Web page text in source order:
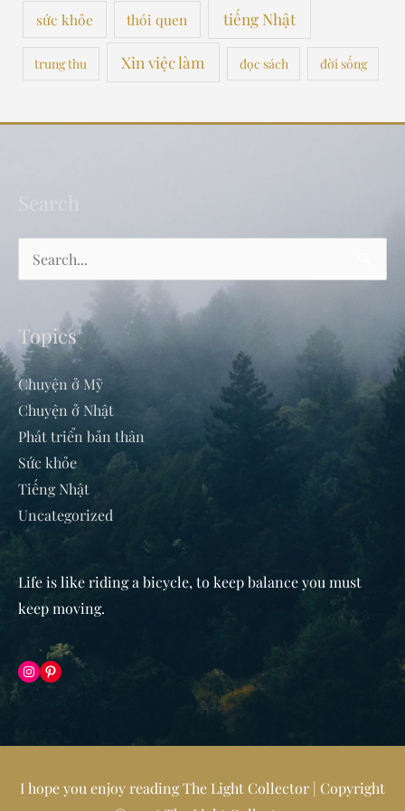
sức khỏe thói quen tiếng Nhật
trung thu Xin việc làm đọc sách đời sống
Search
Topics
Chuyện ở Mỹ
Chuyện ở Nhật
Phát triển bản thân
Sức khỏe
Tiếng Nhật
Uncategorized
Life is like riding a bicycle, to keep balance you must
keep moving.
Instagram
Pinterest
I hope you enjoy reading The Light Collector | Copyright